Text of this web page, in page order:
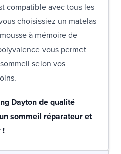
compatible avec tous les
choisissiez un matelas
à mémoire de
vous permet
selon vos
Dayton de qualité
sommeil réparateur et
!